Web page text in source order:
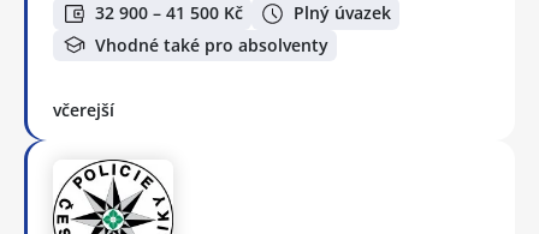
32 900 – 41 500 Kč
Plný úvazek
Vhodné také pro absolventy
včerejší